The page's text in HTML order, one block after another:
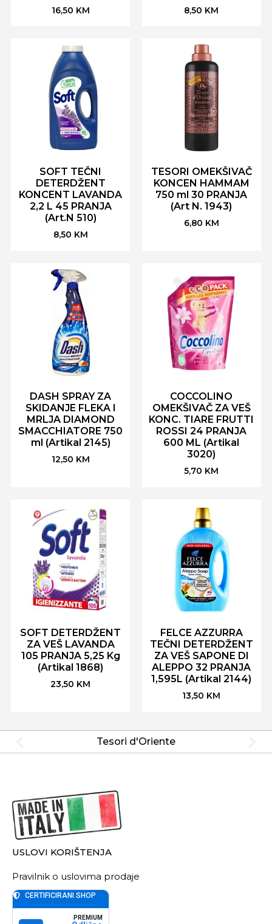
16,50 KM 8,50 KM
SOFT TEČNI
DETERDŽENT
KONCENT LAVANDA
2,2 L 45 PRANJA
(Art.N 510)
8,50 KM
TESORI OMEKŠIVAČ
KONCEN HAMMAM
750 ml 30 PRANJA
(Art N. 1943)
6,80 KM
DASH SPRAY ZA
SKIDANJE FLEKA I
MRLJA DIAMOND
SMACCHIATORE 750
ml (Artikal 2145)
12,50 KM
COCCOLINO
OMEKŠIVAČ ZA VEŠ
KONC. TIARE FRUTTI
ROSSI 24 PRANJA
600 ML (Artikal
3020)
5,70 KM
SOFT DETERDŽENT
ZA VEŠ LAVANDA
105 PRANJA 5,25 Kg
(Artikal 1868)
23,50 KM
FELCE AZZURRA
TEČNI DETERDŽENT
ZA VEŠ SAPONE DI
ALEPPO 32 PRANJA
1,595L (Artikal 2144)
13,50 KM
Tesori d'Oriente
USLOVI KORIŠTENJA
Pravilnik o uslovima prodaje